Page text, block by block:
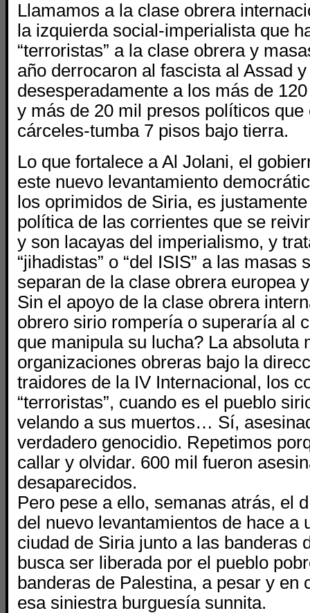
Llamamos a la clase obrera
la izquierda social-imperialista que
“terroristas” a la clase obrera y
año derrocaron al fascista al Assad
desesperadamente a los más de
y más de 20 mil presos políticos que
cárceles-tumba 7 pisos bajo tierra.
Lo que fortalece a Al Jolani, el
este nuevo levantamiento
los oprimidos de Siria, es
política de las corrientes que se
y son lacayas del imperialismo, y
“jihadistas” o “del ISIS” a las masas
separan de la clase obrera europea
Sin el apoyo de la clase obrera
obrero sirio rompería o superaría al
que manipula su lucha? La absoluta
organizaciones obreras bajo la
traidores de la IV Internacional, los
“terroristas”, cuando es el pueblo
velando a sus muertos… Sí,
verdadero genocidio. Repetimos
callar y olvidar. 600 mil fueron
desaparecidos.
Pero pese a ello, semanas atrás, el
del nuevo levantamientos de hace a
ciudad de Siria junto a las banderas
busca ser liberada por el pueblo
banderas de Palestina, a pesar y en
esa siniestra burguesía sunnita.